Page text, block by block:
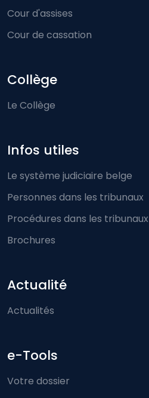
Cour d'assises
Cour de cassation
Collège
Le Collège
Infos utiles
Le système judiciaire belge
Personnes dans les tribunaux
Procédures dans les tribunaux
Brochures
Actualité
Actualités
e-Tools
Votre dossier